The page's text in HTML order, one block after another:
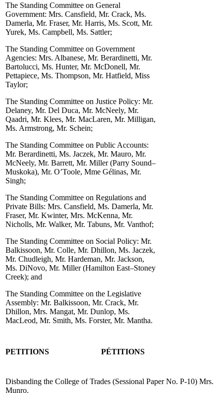
The Standing Committee on General
Government: Mrs. Cansfield, Mr. Crack, Ms.
Damerla, Mr. Fraser, Mr. Harris, Ms. Scott, Mr.
Yurek, Ms. Campbell, Ms. Sattler;
The Standing Committee on Government
Agencies: Mrs. Albanese, Mr. Berardinetti, Mr.
Bartolucci, Ms. Hunter, Mr. McDonell, Mr.
Pettapiece, Ms. Thompson, Mr. Hatfield, Miss
Taylor;
The Standing Committee on Justice Policy: Mr.
Delaney, Mr. Del Duca, Mr. McNeely, Mr.
Qaadri, Mr. Klees, Mr. MacLaren, Mr. Milligan,
Ms. Armstrong, Mr. Schein;
The Standing Committee on Public Accounts:
Mr. Berardinetti, Ms. Jaczek, Mr. Mauro, Mr.
McNeely, Mr. Barrett, Mr. Miller (Parry Sound–
Muskoka), Mr. O’Toole, Mme Gélinas, Mr.
Singh;
The Standing Committee on Regulations and
Private Bills: Mrs. Cansfield, Ms. Damerla, Mr.
Fraser, Mr. Kwinter, Mrs. McKenna, Mr.
Nicholls, Mr. Walker, Mr. Tabuns, Mr. Vanthof;
The Standing Committee on Social Policy: Mr.
Balkissoon, Mr. Colle, Mr. Dhillon, Ms. Jaczek,
Mr. Chudleigh, Mr. Hardeman, Mr. Jackson,
Ms. DiNovo, Mr. Miller (Hamilton East–Stoney
Creek); and
The Standing Committee on the Legislative
Assembly: Mr. Balkissoon, Mr. Crack, Mr.
Dhillon, Mrs. Mangat, Mr. Dunlop, Ms.
MacLeod, Mr. Smith, Ms. Forster, Mr. Mantha.
PETITIONS PÉTITIONS
Disbanding the College of Trades (Sessional Paper No. P-10) Mrs.
Munro.